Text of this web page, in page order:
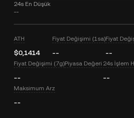
24s En Düşük
--
ATH
$0,1414
Fiyat Değişimi (1sa)
--
Fiyat
--
Fiyat Değişimi (7g)
--
Piyasa Değeri 24s İşlem
--
Maksimum Arz
--